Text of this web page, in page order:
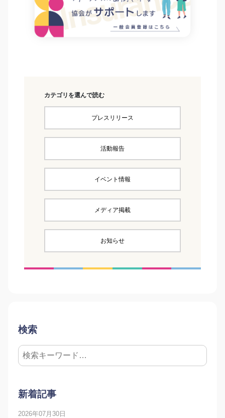
カテゴリを選んで読む
プレスリリース
活動報告
イベント情報
メディア掲載
お知らせ
検索
新着記事
2026年07月30日